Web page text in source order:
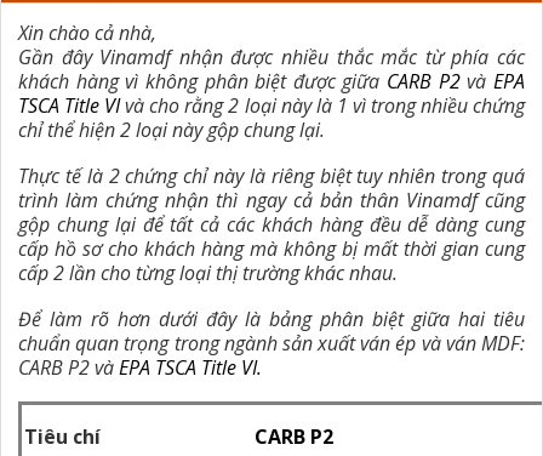
Xin chào cả nhà,
Gần đây Vinamdf nhận được nhiều thắc mắc từ phía các
khách hàng vì không phân biệt được giữa CARB P2vàEPA
TSCA Title VIvà cho rằng 2 loại này là 1 vì trong nhiều chứng
chỉ thể hiện 2 loại này gộp chung lại.
Thực tế là 2 chứng chỉ này là riêng biệt tuy nhiên trong quá
trình làm chứng nhận thì ngay cả bản thân Vinamdf cũng
gộp chung lại để tất cả các khách hàng đều dễ dàng cung
cấp hồ sơ cho khách hàng mà không bị mất thời gian cung
cấp 2 lần cho từng loại thị trường khác nhau.
Để làm rõ hơn dưới đây là bảng phân biệt giữa hai tiêu
chuẩn quan trọng trong ngành sản xuất ván ép và ván MDF:
CARB P2 vàEPA TSCA Title VI.
Tiêu chí CARB P2